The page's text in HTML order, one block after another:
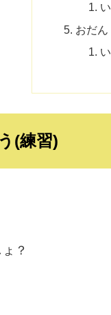
おだん
(練習)
？